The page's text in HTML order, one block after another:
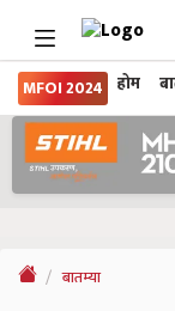
MFOI 2024 होम
बातम्या